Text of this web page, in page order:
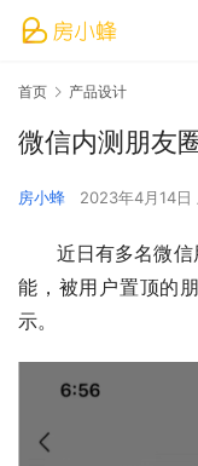
首页 产品设计
微信内测朋友
房小蜂 2023年4月14日
近日有多名微
能，被用户置顶的
示。